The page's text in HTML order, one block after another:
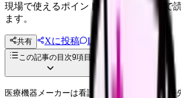
現場で使えるポイントを、同僚やあとで
ます。
共有 Xに投稿 LINE
投稿文コピー
この記事の目次9項目
医療機器メーカーは看護師のキャリアチェンジ